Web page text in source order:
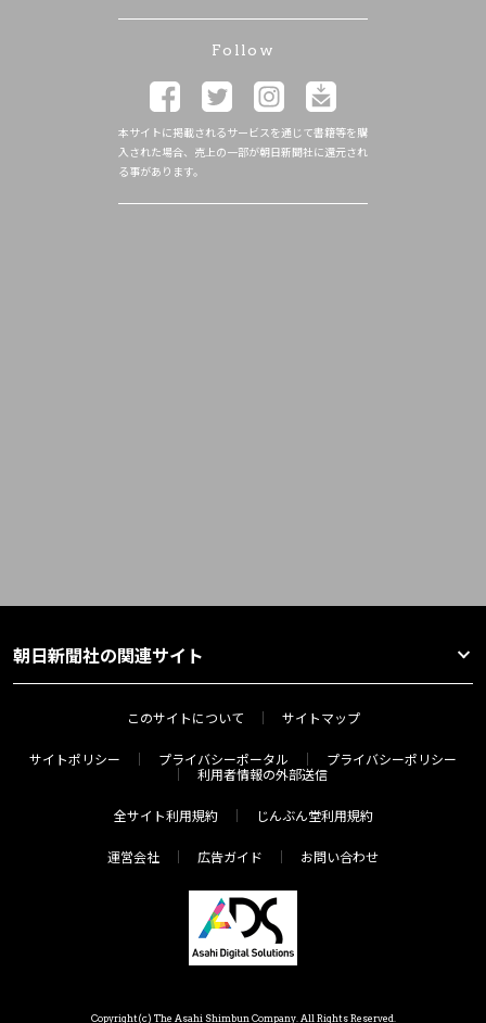
Follow
本サイトに掲載されるサービスを通じて書籍等を購
入された場合、売上の一部が朝日新聞社に還元され
る事があります。
朝日新聞社の関連サイト
このサイトについて サイトマップ
サイトポリシー プライバシーポータル
プライバシーポリシー
利用者情報の外部送信
全サイト利用規約 じんぶん堂利用規約
運営会社 広告ガイド お問い合わせ
Copyright(c) The Asahi Shimbun Company. All Rights Reserved.